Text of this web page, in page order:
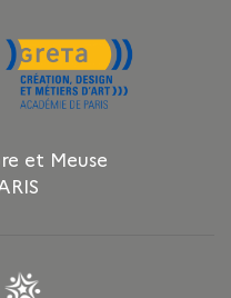
et Meuse